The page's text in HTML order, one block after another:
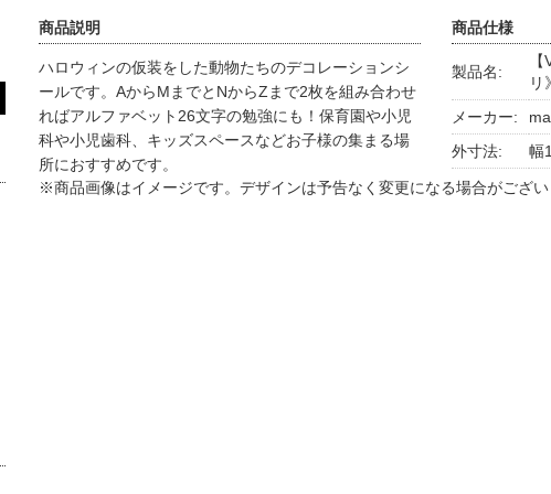
商品説明
ハロウィンの仮装をした動物たちのデコレーションシ
ールです。AからMまでとNからZまで2枚を組み合わせ
ればアルファベット26文字の勉強にも！保育園や小児
科や小児歯科、キッズスペースなどお子様の集まる場
所におすすめです。
商品仕様
製品名:
リ
メーカー:
外寸法:
幅
※商品画像はイメージです。デザインは予告なく変更になる場合がござ